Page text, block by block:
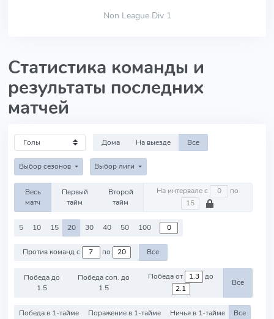
Non League Div 1
Статистика команды и
результаты последних
матчей
Дома На выезде Все
Выбор сезонов Выбор лиги
Весь
матч
Первый
тайм
Второй
тайм
На интервале с по
5 10 15 20 30 40 50 100
Против команд с по Все
Победа до
1.5
Победа соп. до
1.5
Победа от до
Все
Победа в 1-тайме Поражение в 1-тайме Ничья в 1-тайме Все